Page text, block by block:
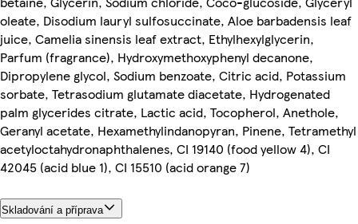
oleate, Disodium lauryl sulfosuccinate, Aloe barbadensis leaf
juice, Camelia sinensis leaf extract, Ethylhexylglycerin,
Parfum (fragrance), Hydroxymethoxyphenyl decanone,
Dipropylene glycol, Sodium benzoate, Citric acid, Potassium
sorbate, Tetrasodium glutamate diacetate, Hydrogenated
palm glycerides citrate, Lactic acid, Tocopherol, Anethole,
Geranyl acetate, Hexamethylindanopyran, Pinene, Tetramethyl
acetyloctahydronaphthalenes, CI 19140 (food yellow 4), CI
42045 (acid blue 1), CI 15510 (acid orange 7)
Skladování a příprava